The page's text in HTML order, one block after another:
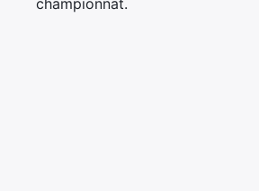
championnat.